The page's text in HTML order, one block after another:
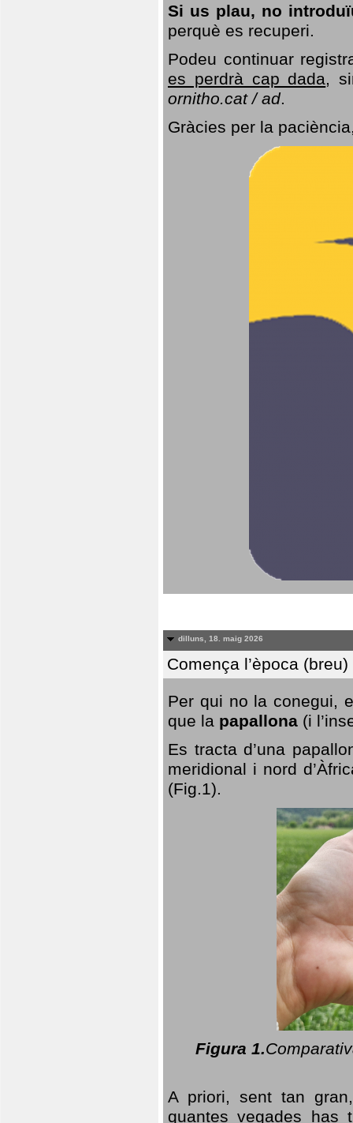
Si us plau, no
perquè es recuperi.
Podeu continuar
es perdrà cap dada,
ornitho.cat / ad.
Gràcies per la
dilluns, 18. maig 2026
Comença l’època
Per qui no la conegui,
que la papallona (i
Es tracta d’una
meridional i nord
(Fig.1).
Figura 1.
A priori, sent tan
quantes vegades has